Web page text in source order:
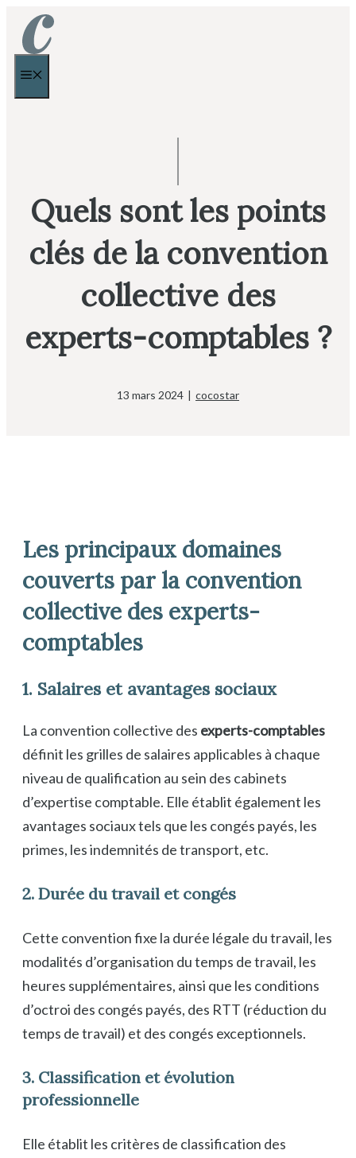
Aller
Quels sont les points
clés de la convention
collective des
experts-comptables ?
13 mars 2024 cocostar
Les principaux domaines
couverts par la convention
collective des experts-
comptables
1. Salaires et avantages sociaux
La convention collective des experts-comptables
définit les grilles de salaires applicables à chaque
niveau de qualification au sein des cabinets
d’expertise comptable. Elle établit également les
avantages sociaux tels que les congés payés, les
primes, les indemnités de transport, etc.
2. Durée du travail et congés
Cette convention fixe la durée légale du travail, les
modalités d’organisation du temps de travail, les
heures supplémentaires, ainsi que les conditions
d’octroi des congés payés, des RTT (réduction du
temps de travail) et des congés exceptionnels.
3. Classification et évolution
professionnelle
Elle établit les critères de classification des